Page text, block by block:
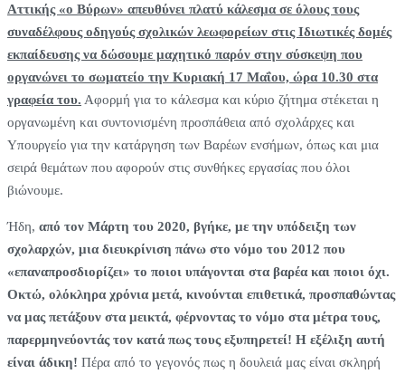
Αττικής «ο Βύρων» απευθύνει πλατύ κάλεσμα σε όλους τους
συναδέλφους οδηγούς σχολικών λεωφορείων στις Ιδιωτικές δομές
εκπαίδευσης να δώσουμε μαχητικό παρόν στην σύσκεψη που
οργανώνει το σωματείο την Κυριακή 17 Μαΐου, ώρα 10.30 στα
γραφεία του. Αφορμή για το κάλεσμα και κύριο ζήτημα στέκεται η
οργανωμένη και συντονισμένη προσπάθεια από σχολάρχες και
Υπουργείο για την κατάργηση των Βαρέων ενσήμων, όπως και μια
σειρά θεμάτων που αφορούν στις συνθήκες εργασίας που όλοι
βιώνουμε.
Ήδη, από τον Μάρτη του 2020, βγήκε, με την υπόδειξη των
σχολαρχών, μια διευκρίνιση πάνω στο νόμο του 2012 που
«επαναπροσδιορίζει» το ποιοι υπάγονται στα βαρέα και ποιοι όχι.
Οκτώ, ολόκληρα χρόνια μετά, κινούνται επιθετικά, προσπαθώντας
να μας πετάξουν στα μεικτά, φέρνοντας το νόμο στα μέτρα τους,
παρερμηνεύοντάς τον κατά πως τους εξυπηρετεί! Η εξέλιξη αυτή
είναι άδικη! Πέρα από το γεγονός πως η δουλειά μας είναι σκληρή